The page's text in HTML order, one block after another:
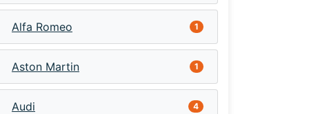
Alfa Romeo 1
Aston Martin 1
Audi 4